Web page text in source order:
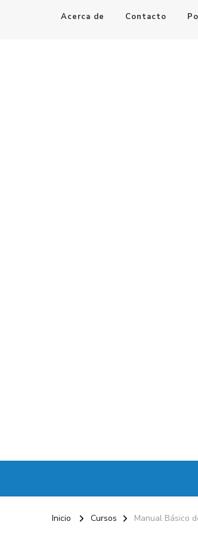
Acerca de Contacto
Inicio Cursos Manual Básico